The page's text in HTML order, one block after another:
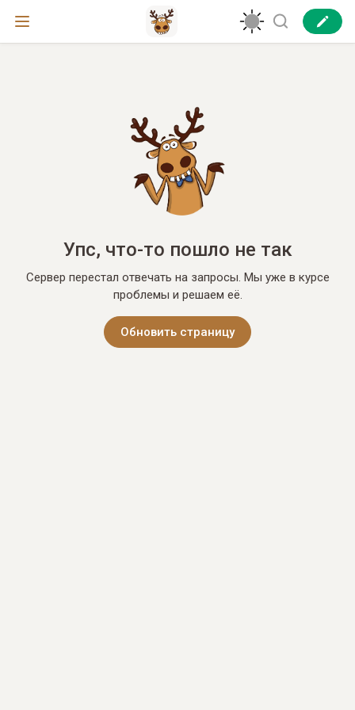
Упс, что-то пошло не так
Сервер перестал отвечать на запросы. Мы уже в курсе
проблемы и решаем её.
Обновить страницу